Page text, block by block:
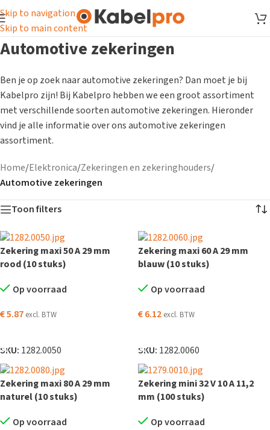
Skip to navigation
Skip to main content
Automotive zekeringen
Ben je op zoek naar automotive zekeringen? Dan moet je bij
Kabelpro zijn! Bij Kabelpro hebben we een groot assortiment
met verschillende soorten automotive zekeringen. Hieronder
vind je alle informatie over ons automotive zekeringen
assortiment.
Home/Elektronica/Zekeringen en zekeringhouders/
Automotive zekeringen
Toon filters
Zekering maxi 50 A 29 mm
rood (10 stuks)
Op voorraad
€5.87 excl. BTW
SKU: 1282.0050
Zekering maxi 60 A 29 mm
blauw (10 stuks)
Op voorraad
€6.12 excl. BTW
SKU: 1282.0060
Zekering maxi 80 A 29 mm
naturel (10 stuks)
Op voorraad
Zekering mini 32 V 10 A 11,2
mm (100 stuks)
Op voorraad